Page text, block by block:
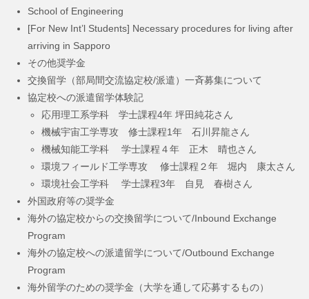
School of Engineering
[For New Int’l Students] Necessary procedures for living after
arriving in Sapporo
その他奨学金
交換留学（部局間交流協定校/派遣）一斉募集について
協定校への派遣留学体験記
応用理工系学科 学士課程4年 坪田純花さん
機械宇宙工学専攻 修士課程1年 石川昇龍さん
機械知能工学科 学士課程４年 正木 晴也さん
環境フィールド工学専攻 修士課程２年 堀内 康太さん
環境社会工学科 学士課程3年 自見 春樹さん
外国政府等の奨学金
海外の協定校からの交換留学について/Inbound Exchange
Program
海外の協定校への派遣留学について/Outbound Exchange
Program
海外留学のための奨学金（大学を通して応募するもの）